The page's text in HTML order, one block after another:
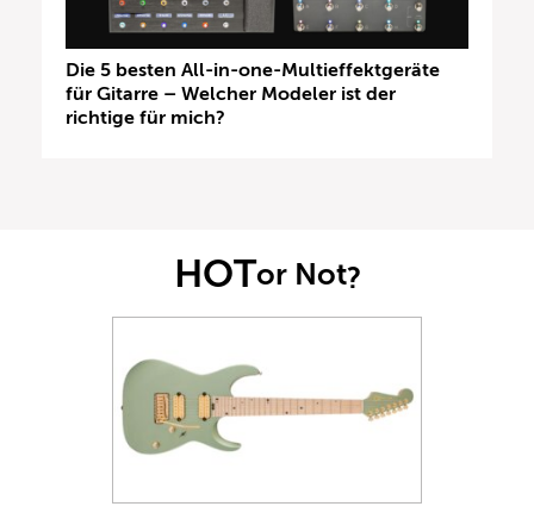
Die 5 besten All-in-one-Multieffektgeräte
für Gitarre – Welcher Modeler ist der
richtige für mich?
HOTor Not?